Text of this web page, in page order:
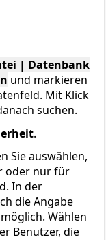
| Datenbank
und markieren
Mit Klick
suchen.
.
Sie auswählen,
oder nur für
In der
die Angabe
Wählen
Benutzer, die